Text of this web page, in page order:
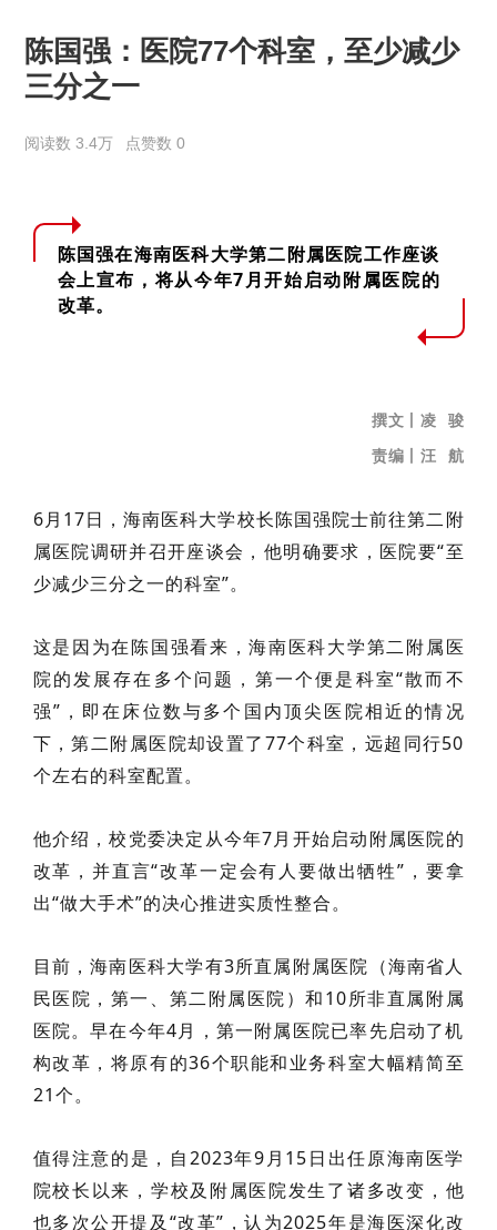
陈国强：医院77个科室，至少减少
三分之一
阅读数 3.4万 点赞数 0
陈国强在海南医科大学第二附属医院工作座谈
会上宣布，将从今年7月开始启动附属医院的
改革。
撰文
凌 骏
责编丨汪 航
6月17日，海南医科大学校长陈国强院士前往第二附
属医院调研并召开座谈会，他明确要求，医院要“至
少减少三分之一的科室”。
这是因为在陈国强看来，海南医科大学第二附属医
院的发展存在多个问题，第一个便是科室“散而不
强”，即在床位数与多个国内顶尖医院相近的情况
下，第二附属医院却设置了77个科室，远超同行50
个左右的科室配置。
他介绍，校党委决定从今年7月开始启动附属医院的
改革 ，并直言“改革一定会有人要做出牺牲”，要拿
出“做大手术”的决心推进实质性整合。
目前，海南医科大学有3所直属附属医院（海南省人
民医院，第一、第二附属医院）和10所非直属附属
医院。早在今年4月，第一附属医院已率先启动了机
构改革，将原有的36个职能和业务科室大幅精简至
21个。
值得注意的是，自2023年9月15日出任原海南医学
院校长以来，学校及附属医院发生了诸多改变，他
也多次公开提及“改革”，认为2025年是海医深化改